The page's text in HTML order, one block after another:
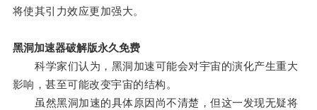
将使其引力效应更加强大。
黑洞加速器破解版永久免费
科学家们认为，黑洞加速可能会对宇宙的演化产生重大
影响，甚至可能改变宇宙的结构。
虽然黑洞加速的具体原因尚不清楚，但这一发现无疑将